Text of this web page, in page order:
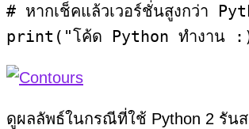
# หากเช็คแล้วเวอร์ชั่นสูงกว่า
print("โค้ด Python ทำงาน
ดูผลลัพธ์ในกรณีที่ใช้ Python 2 รัน